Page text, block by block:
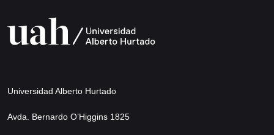
Universidad Alberto Hurtado
Avda. Bernardo O’Higgins 1825